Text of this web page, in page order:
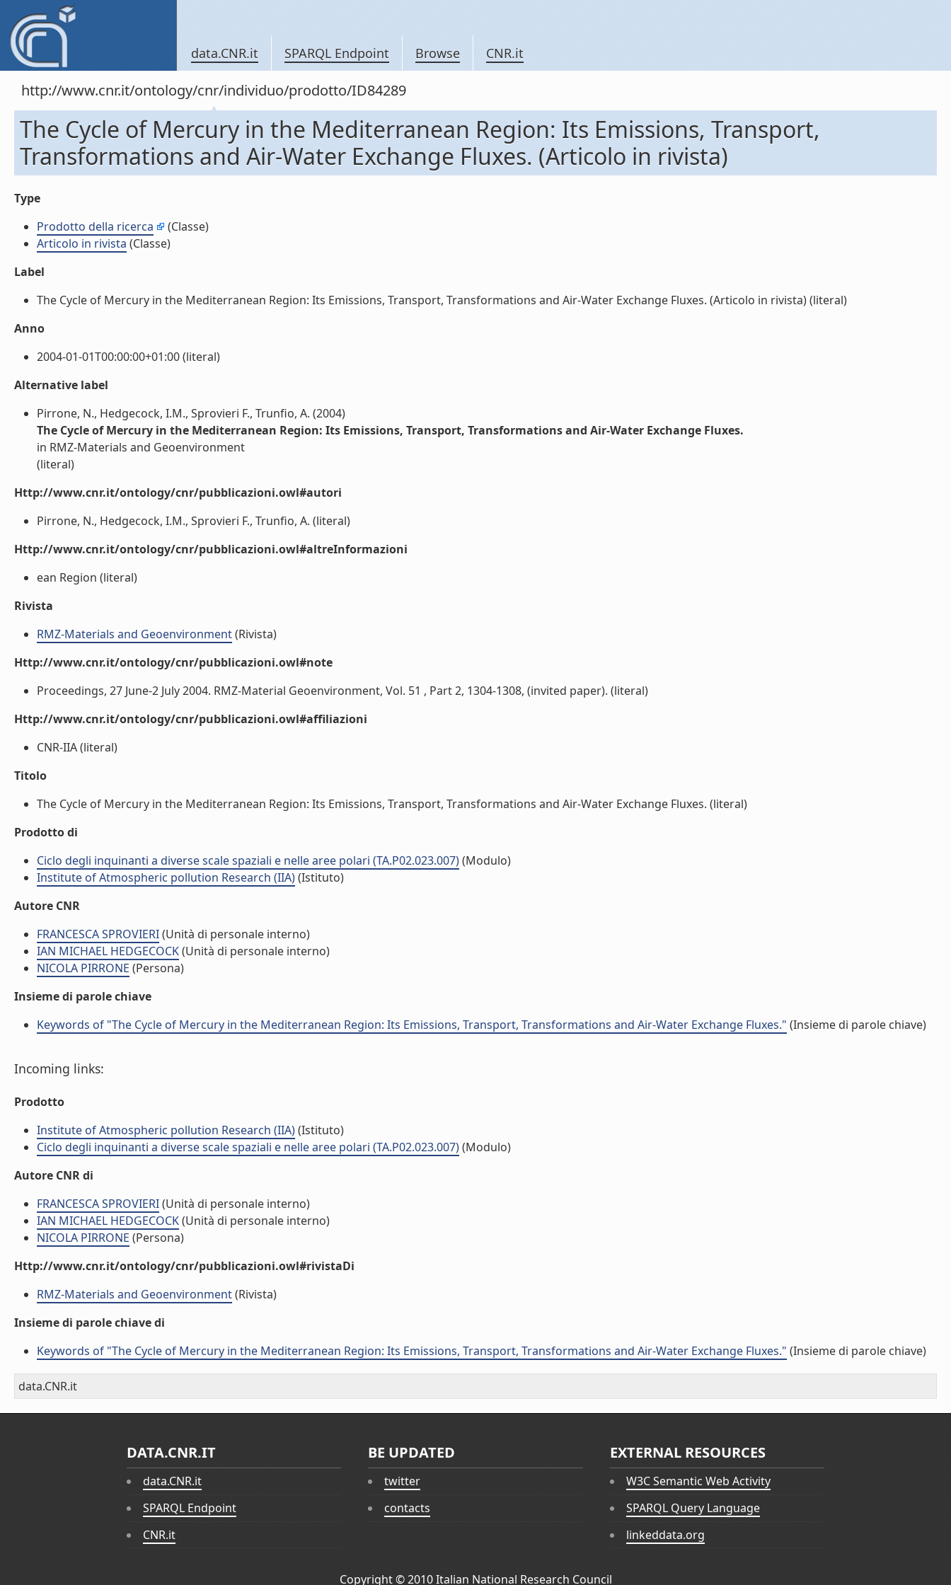
data.CNR.it SPARQL Endpoint Browse CNR.it
http://www.cnr.it/ontology/cnr/individuo/prodotto/ID84289
The Cycle of Mercury in the Mediterranean Region: Its Emissions, Transport,
Transformations and Air-Water Exchange Fluxes. (Articolo in rivista)
Type
Prodotto della ricerca
(Classe)
Articolo in rivista (Classe)
Label
The Cycle of Mercury in the Mediterranean Region: Its Emissions, Transport, Transformations and Air-Water Exchange Fluxes. (Articolo in rivista) (literal)
Anno
2004-01-01T00:00:00+01:00 (literal)
Alternative label
Pirrone, N., Hedgecock, I.M., Sprovieri F., Trunfio, A. (2004)
The Cycle of Mercury in the Mediterranean Region: Its Emissions, Transport, Transformations and Air-Water Exchange Fluxes.
in RMZ-Materials and Geoenvironment
(literal)
Http://www.cnr.it/ontology/cnr/pubblicazioni.owl#autori
Pirrone, N., Hedgecock, I.M., Sprovieri F., Trunfio, A. (literal)
Http://www.cnr.it/ontology/cnr/pubblicazioni.owl#altreInformazioni
ean Region (literal)
Rivista
RMZ-Materials and Geoenvironment(Rivista)
Http://www.cnr.it/ontology/cnr/pubblicazioni.owl#note
Proceedings, 27 June-2 July 2004. RMZ-Material Geoenvironment, Vol. 51 , Part 2, 1304-1308, (invited paper). (literal)
Http://www.cnr.it/ontology/cnr/pubblicazioni.owl#affiliazioni
CNR-IIA (literal)
Titolo
The Cycle of Mercury in the Mediterranean Region: Its Emissions, Transport, Transformations and Air-Water Exchange Fluxes. (literal)
Prodotto di
Ciclo degli inquinanti a diverse scale spaziali e nelle aree polari (TA.P02.023.007)(Modulo)
Institute of Atmospheric pollution Research (IIA)(Istituto)
Autore CNR
FRANCESCA SPROVIERI(Unità di personale interno)
IAN MICHAEL HEDGECOCK(Unità di personale interno)
NICOLA PIRRONE (Persona)
Insieme di parole chiave
Keywords of "The Cycle of Mercury in the Mediterranean Region: Its Emissions, Transport, Transformations and Air-Water Exchange Fluxes." (Insieme di parole chiave)
Incoming links:
Prodotto
Institute of Atmospheric pollution Research (IIA)(Istituto)
Ciclo degli inquinanti a diverse scale spaziali e nelle aree polari (TA.P02.023.007)(Modulo)
Autore CNR di
FRANCESCA SPROVIERI(Unità di personale interno)
IAN MICHAEL HEDGECOCK(Unità di personale interno)
NICOLA PIRRONE (Persona)
Http://www.cnr.it/ontology/cnr/pubblicazioni.owl#rivistaDi
RMZ-Materials and Geoenvironment(Rivista)
Insieme di parole chiave di
Keywords of "The Cycle of Mercury in the Mediterranean Region: Its Emissions, Transport, Transformations and Air-Water Exchange Fluxes." (Insieme di parole chiave)
data.CNR.it
DATA.CNR.IT
data.CNR.it
SPARQL Endpoint
CNR.it
BE UPDATED
twitter
contacts
EXTERNAL RESOURCES
W3C Semantic Web Activity
SPARQL Query Language
linkeddata.org
Copyright © 2010Italian National Research Council